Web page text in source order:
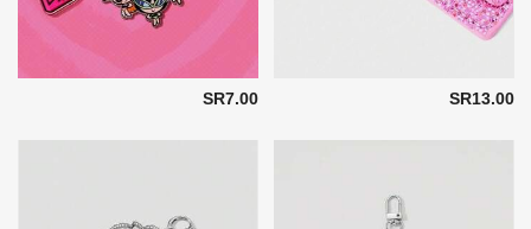
SR13.00
SR7.00